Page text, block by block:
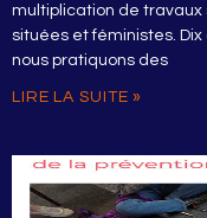
multiplication de travaux
situées et féministes. Dix
nous pratiquons des
LIRE LA SUITE »